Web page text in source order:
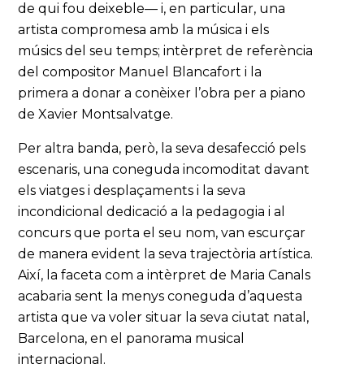
de qui fou deixeble— i, en particular, una
artista compromesa amb la música i els
músics del seu temps; intèrpret de referència
del compositor Manuel Blancafort i la
primera a donar a conèixer l’obra per a piano
de Xavier Montsalvatge.
Per altra banda, però, la seva desafecció pels
escenaris, una coneguda incomoditat davant
els viatges i desplaçaments i la seva
incondicional dedicació a la pedagogia i al
concurs que porta el seu nom, van escurçar
de manera evident la seva trajectòria artística.
Així, la faceta com a intèrpret de Maria Canals
acabaria sent la menys coneguda d’aquesta
artista que va voler situar la seva ciutat natal,
Barcelona, en el panorama musical
internacional.